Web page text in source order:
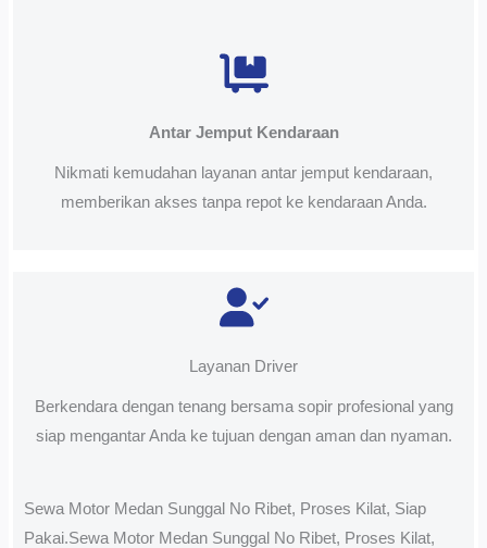
Antar Jemput Kendaraan
Nikmati kemudahan layanan antar jemput kendaraan,
memberikan akses tanpa repot ke kendaraan Anda.
Layanan Driver
Berkendara dengan tenang bersama sopir profesional yang
siap mengantar Anda ke tujuan dengan aman dan nyaman.
Sewa Motor Medan Sunggal No Ribet, Proses Kilat, Siap
Pakai.Sewa Motor Medan Sunggal No Ribet, Proses Kilat,